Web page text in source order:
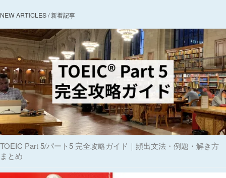
NEW ARTICLES / 新着記事
TOEIC Part 5/パート5 完全攻略ガイド｜頻出文法・例題・解き方
まとめ